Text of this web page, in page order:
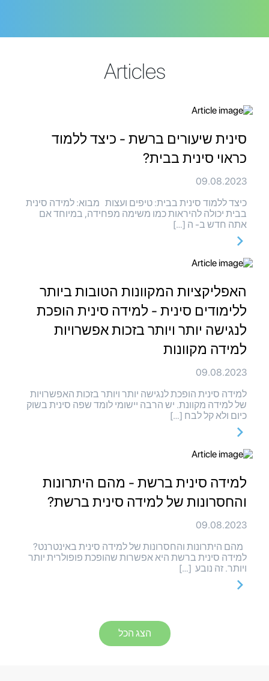
Articles
סינית שיעורים ברשת - כיצד ללמוד
כראוי סינית בבית?
09.08.2023
כיצד ללמוד סינית בבית: טיפים ועצות מבוא: למידה סינית
בבית יכולה להיראות כמו משימה מפחידה, במיוחד אם
אתה חדש ב- ה […]
האפליקציות המקוונות הטובות ביותר
ללימודים סינית - למידה סינית הופכת
לנגישה יותר ויותר בזכות אפשרויות
למידה מקוונות
09.08.2023
למידה סינית הופכת לנגישה יותר ויותר בזכות האפשרויות
של למידה מקוונת. יש הרבה יישומי לומד שפה סינית בשוק
כיום ולא קל לבח […]
למידה סינית ברשת - מהם היתרונות
והחסרונות של למידה סינית ברשת?
09.08.2023
מהם היתרונות והחסרונות של למידה סינית באינטרנט?
למידה סינית ברשת היא אפשרות שהופכת פופולרית יותר
ויותר. זה נובע […]
הצג הכל